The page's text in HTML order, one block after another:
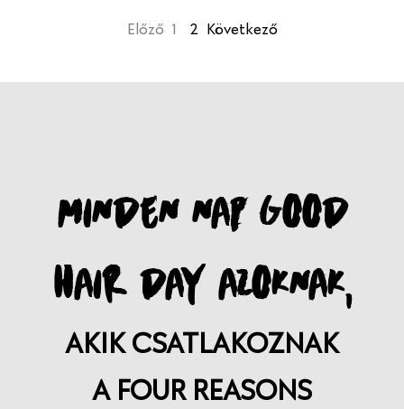
Előző 1 2 Következő
MINDEN NAP GOOD
HAIR DAY AZOKNAK,
AKIK CSATLAKOZNAK
A FOUR REASONS